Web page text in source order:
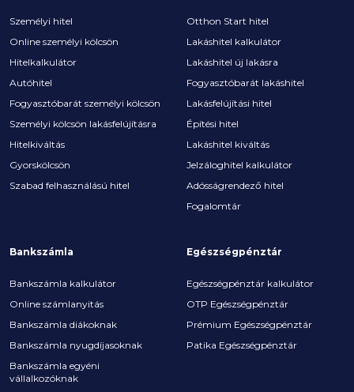
Személyi hitel
Online személyi kölcsön
Hitelkalkulátor
Autóhitel
Fogyasztóbarát személyi kölcsön
Személyi kölcsön lakásfelújításra
Hitelkiváltás
Gyorskölcsön
Szabad felhasználású hitel
Otthon Start hitel
Lakáshitel kalkulátor
Lakáshitel új lakásra
Fogyasztóbarát lakáshitel
Lakásfelújítási hitel
Építési hitel
Lakáshitel kiváltás
Jelzáloghitel kalkulátor
Adósságrendező hitel
Fogalomtár
Bankszámla
Bankszámla kalkulátor
Online számlanyitás
Bankszámla diákoknak
Bankszámla nyugdíjasoknak
Bankszámla egyéni
vállalkozóknak
Egészségpénztár
Egészségpénztár kalkulátor
OTP Egészségpénztár
Prémium Egészségpénztár
Patika Egészségpénztár